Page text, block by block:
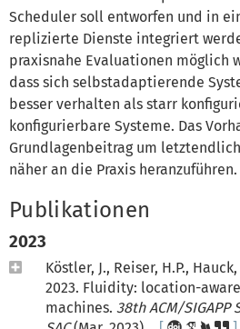
Scheduler soll entworfen und in
replizierte Dienste integriert
praxisnahe Evaluationen möglich
dass sich selbstadaptierende
besser verhalten als starr
konfigurierbare Systeme. Das
Grundlagenbeitrag um
näher an die Praxis heranzuführen.
Publikationen
2023
Köstler, J., Reiser, H.P.,
2023. Fluidity: location-
machines. 38th ACM/SIGAPP